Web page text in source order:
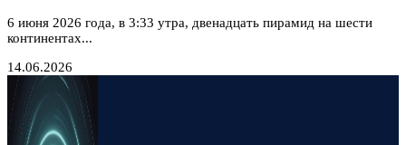
6 июня 2026 года, в 3:33 утра, двенадцать пирамид на шести
континентах...
14.06.2026